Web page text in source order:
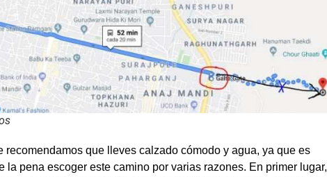
que lleves calzado cómodo y agua, ya que es
la pena escoger este camino por varias razones. En primer lugar,